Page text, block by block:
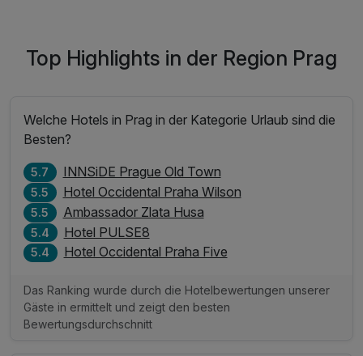
Top Highlights in der Region Prag
Welche Hotels in Prag in der Kategorie Urlaub sind die
Besten?
5.7 INNSiDE Prague Old Town
5.5 Hotel Occidental Praha Wilson
5.5 Ambassador Zlata Husa
5.4 Hotel PULSE8
5.4 Hotel Occidental Praha Five
Das Ranking wurde durch die Hotelbewertungen unserer
Gäste in ermittelt und zeigt den besten
Bewertungsdurchschnitt